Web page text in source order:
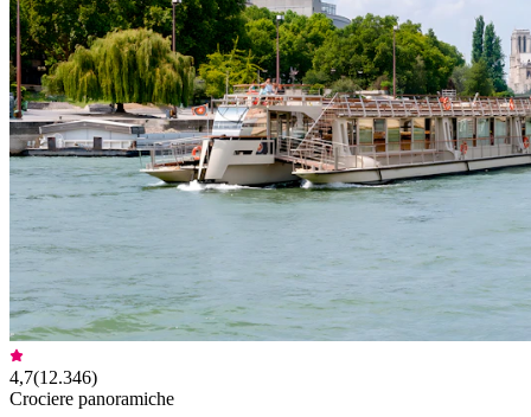
4,7(12.346)
Crociere panoramiche